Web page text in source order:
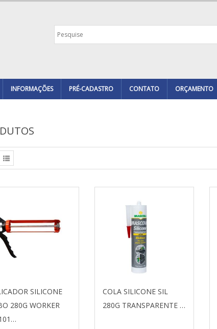
INFORMAÇÕES PRÉ-CADASTRO CONTATO ORÇAMENTO
SILICONE
280G WORKER
COLA SILICONE SIL
280G TRANSPARENTE …